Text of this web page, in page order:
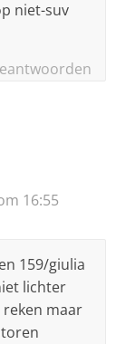
niet-suv
16:55
159/giulia
lichter
reken maar